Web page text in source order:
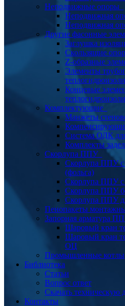
Неподвижные опоры
Неподвижная
Неподвижная
Другие фасонные
Заглушка
Скользящие
Z-образные
Элементы
Концевые
Комплектующие
Манжеты
Система ОДК
Комплекты
Скорлупа ППУ
Скорлупа ППУ с
(фольга)
Скорлупа ППУ с
Скорлупа ППУ
Скорлупа ППУ
Пенопакеты
Запорная арматура
Шаровый кран
Шаровый кран
ОЦ
Промышленные котлы
Библиотека
Статьи
Вопрос ответ
Скачать техническую
Контакты